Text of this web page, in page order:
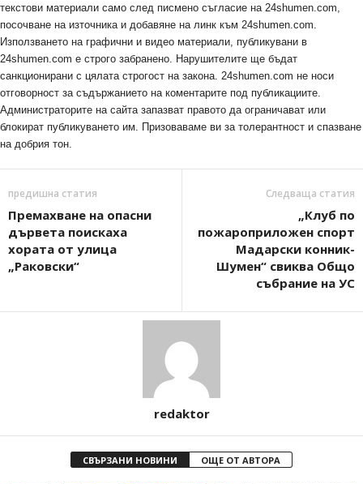
текстови материали само след писмено съгласие на 24shumen.com,
посочване на източника и добавяне на линк към 24shumen.com.
Използването на графични и видео материали, публикувани в
24shumen.com е строго забранено. Нарушителите ще бъдат
санкционирани с цялата строгост на закона. 24shumen.com не носи
отговорност за съдържанието на коментарите под публикациите.
Администраторите на сайта запазват правото да ограничават или
блокират публикуването им. Призоваваме ви за толерантност и спазване
на добрия тон.
предишна статия
Премахване на опасни
дървета поискаха
хората от улица
„Раковски“
Следваща статия
„Клуб по
пожароприложен спорт
Мадарски конник-
Шумен“ свиква Общо
събрание на УС
redaktor
СВЪРЗАНИ НОВИНИ ОЩЕ ОТ АВТОРА